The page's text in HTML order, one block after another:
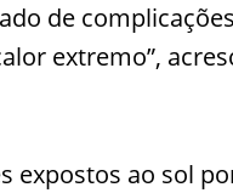
de
extremo”,
expostos ao sol